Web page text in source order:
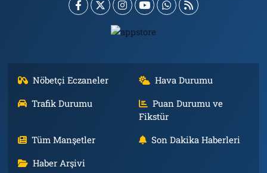
Nöbetçi Eczaneler
Hava Durumu
Trafik Durumu
Puan Durumu ve
Fikstür
Tüm Manşetler
Son Dakika Haberleri
Haber Arşivi